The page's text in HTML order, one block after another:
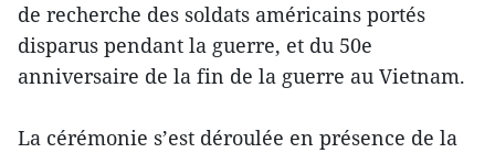
de recherche des soldats américains portés
disparus pendant la guerre, et du 50e
anniversaire de la fin de la guerre au Vietnam.
La cérémonie s’est déroulée en présence de la